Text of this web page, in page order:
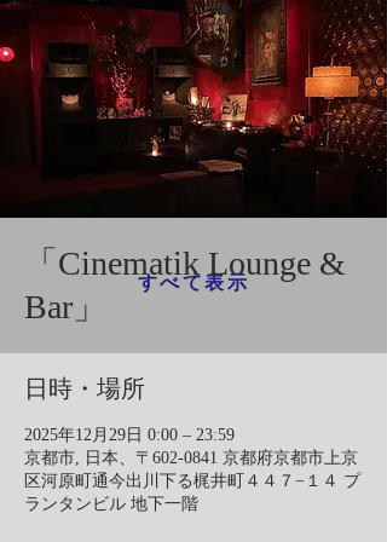
「Cinematik Lounge &
Bar」
日時・場所
2025年12月29日 0:00 – 23:59
京都市, 日本、〒602-0841 京都府京都市上京
区河原町通今出川下る梶井町４４７−１４ プ
ランタンビル 地下一階
すべて表示